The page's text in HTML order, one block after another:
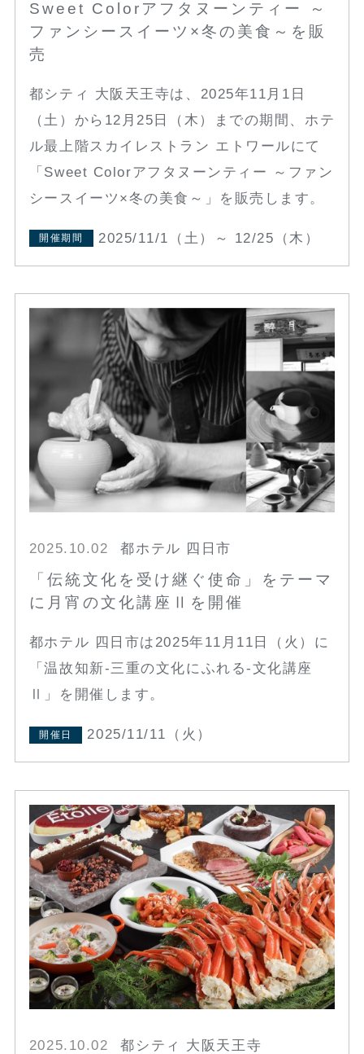
Sweet Colorアフタヌーンティー ～
ファンシースイーツ×冬の美食～を販
売
都シティ 大阪天王寺は、2025年11月1日
（土）から12月25日（木）までの期間、ホテ
ル最上階スカイレストラン エトワールにて
「Sweet Colorアフタヌーンティー ～ファン
シースイーツ×冬の美食～」を販売します。
開催期間 2025/11/1（土）～ 12/25（木）
2025.10.02 都ホテル 四日市
「伝統文化を受け継ぐ使命」をテーマ
に月宵の文化講座Ⅱを開催
都ホテル 四日市は2025年11月11日（火）に
「温故知新‐三重の文化にふれる‐文化講座
Ⅱ」を開催します。
開催日 2025/11/11（火）
2025.10.02 都シティ 大阪天王寺